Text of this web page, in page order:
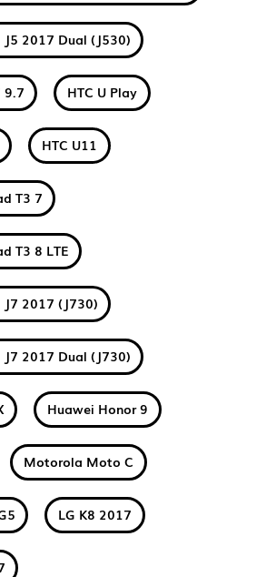
J5 2017 Dual (J530)
9.7 HTC U Play
HTC U11
T3 7
T3 8 LTE
J7 2017 (J730)
J7 2017 Dual (J730)
Huawei Honor 9
Motorola Moto C
LG K8 2017